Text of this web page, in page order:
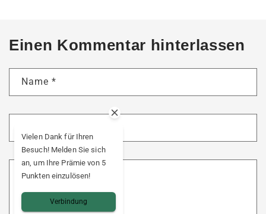
Einen Kommentar hinterlassen
Name *
Kommentar*
Vielen Dank für Ihren
Besuch! Melden Sie sich
an, um Ihre Prämie von 5
Punkten einzulösen!
Verbindung